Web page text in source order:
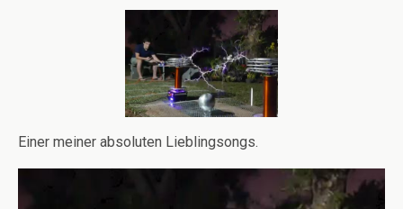
Einer meiner absoluten Lieblingsongs.